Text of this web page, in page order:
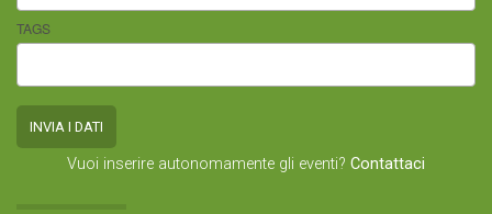
TAGS
Vuoi inserire autonomamente gli eventi? Contattaci